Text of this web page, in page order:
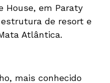
House, em Paraty
de resort e
Atlântica.
mais conhecido